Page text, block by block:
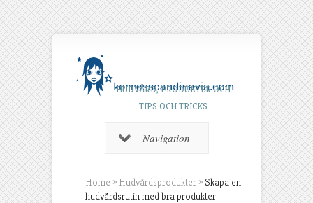
HUDVÅRD, PRODUKTER OCH
TIPS OCH TRICKS
Navigation
Home » Hudvårdsprodukter » Skapa en
hudvårdsrutin med bra produkter